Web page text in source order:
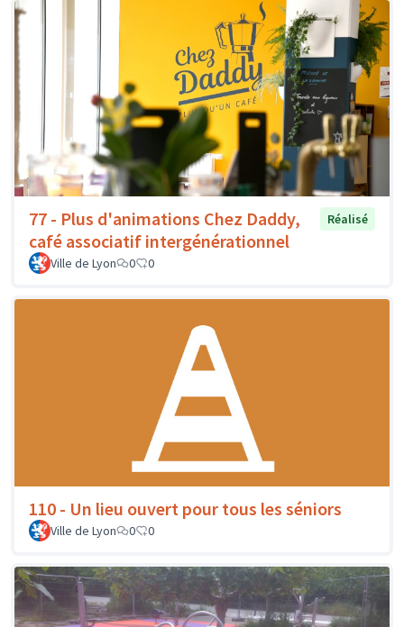
77 - Plus d'animations Chez Daddy,
café associatif intergénérationnel
Réalisé
Ville de Lyon 0 0
110 - Un lieu ouvert pour tous les séniors
Ville de Lyon 0 0